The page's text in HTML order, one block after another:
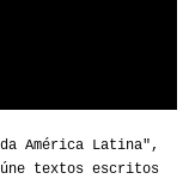
América Latina",
textos escritos